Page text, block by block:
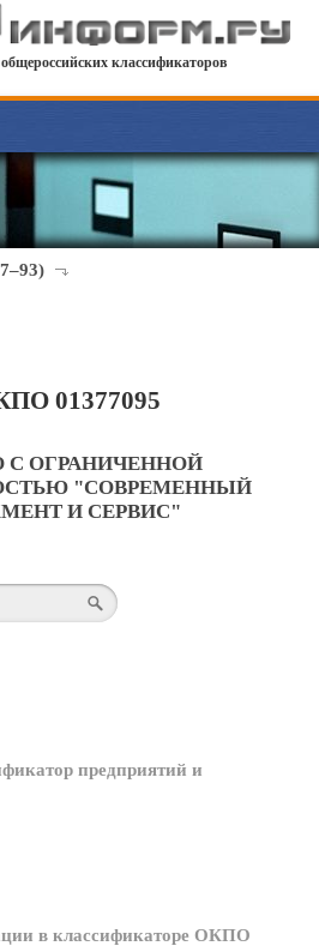
классификаторов
01377095
С ОГРАНИЧЕННОЙ
"СОВРЕМЕННЫЙ
И СЕРВИС"
предприятий и
в классификаторе ОКПО